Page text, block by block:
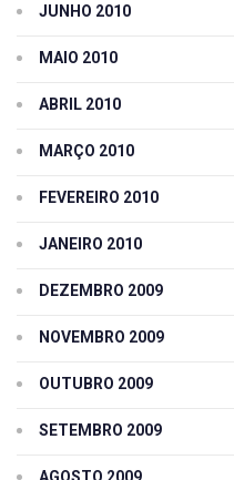
JUNHO 2010
MAIO 2010
ABRIL 2010
MARÇO 2010
FEVEREIRO 2010
JANEIRO 2010
DEZEMBRO 2009
NOVEMBRO 2009
OUTUBRO 2009
SETEMBRO 2009